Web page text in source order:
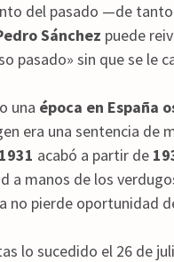
del pasado —de
Sánchez puede
pasado» sin que se le
una época en España
era una sentencia de
1931 acabó a partir de
a manos de los
no pierde oportunidad
lo sucedido el 26 de